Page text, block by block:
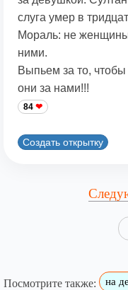
слуга умер в
Мораль: не
ними.
Выпьем за то,
они за нами!!!
84
Создать открытку
Посмотрите также: на